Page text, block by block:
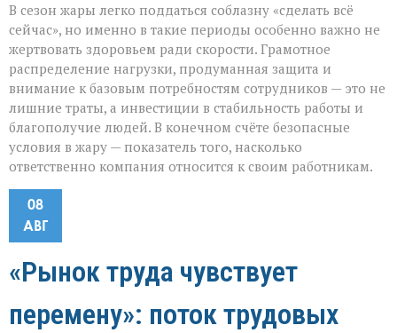
В сезон жары легко поддаться соблазну «сделать всё
сейчас», но именно в такие периоды особенно важно не
жертвовать здоровьем ради скорости. Грамотное
распределение нагрузки, продуманная защита и
внимание к базовым потребностям сотрудников — это не
лишние траты, а инвестиции в стабильность работы и
благополучие людей. В конечном счёте безопасные
условия в жару — показатель того, насколько
ответственно компания относится к своим работникам.
08
АВГ
«Рынок труда чувствует
перемену»: поток трудовых